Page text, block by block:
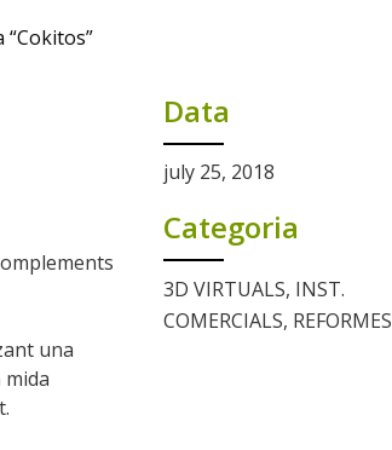
una
Data
july 25, 2018
Categoria
3D VIRTUALS, INST.
COMERCIALS, REFORMES